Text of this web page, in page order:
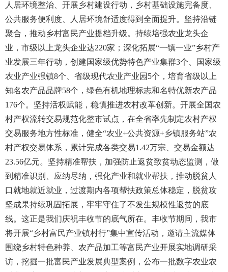
人居环境整治、开展乡村建设行动，乡村基础设施完备度、
公共服务便利度、人居环境舒适度得到全面提升。坚持沿链
聚合，推动乡村富民产业提档升级。持续培强农业龙头企
业，市级以上龙头企业达220家；深化拓展“一镇一业”乡村产
业发展三年行动，创建国家级优势特色产业集群3个、国家级
农业产业强镇8个、省级现代农业产业园5个，培育省级以上
知名农产品品牌58个，绿色有机地理标志和名特优新农产品
176个。坚持活权赋能，稳慎推进农村改革创新。开展全国农
村产权流转交易规范化整市试点，在全省率先制定农村产权
交易服务地方性标准，健全“农业+公共资源+乡镇服务站”农
村产权交易体系，累计完成各类交易1.42万宗、交易金额达
23.56亿元。坚持精准帮扶，加强防止返贫致贫动态监测，做
到精准识别、应纳尽纳，强化产业和就业帮扶，推动脱贫人
口就地就近就业，过渡期内各项帮扶政策总体稳定，脱贫攻
坚成果持续巩固拓展，牢牢守住了不发生规模性返贫的底
线。这正是我们庆祝丰收节的底气所在。丰收节期间，我市
将开展“乡村富民产业镇村行”集中宣传活动，邀请主流媒体
围绕乡村特色种养、农产品加工等富民产业开展实地调研采
访，挖掘一批富民产业发展典型案例，公布一批数字农业农